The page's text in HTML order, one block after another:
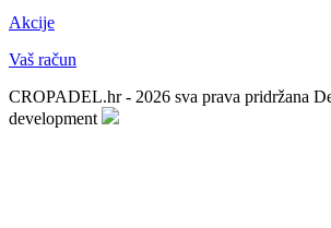
Akcije
Vaš račun
CROPADEL.hr - 2026 sva prava pridržana
development